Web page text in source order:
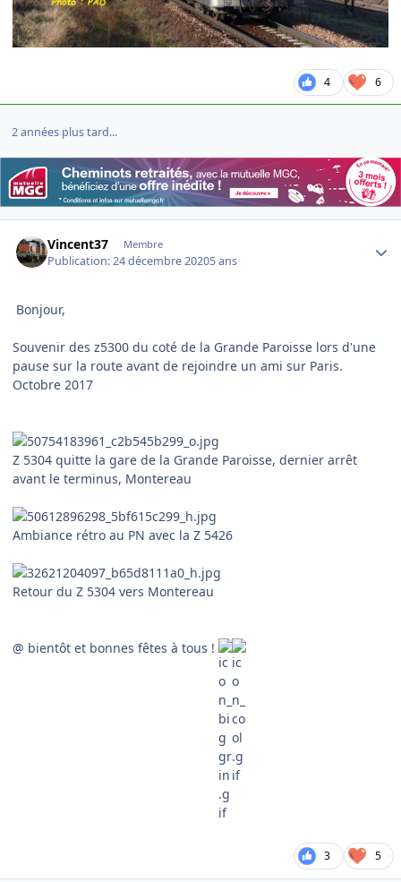
4 6
2 années plus tard...
Vincent37 Membre
Publication:24 décembre 20205 ans
Bonjour,
Souvenir des z5300 du coté de la Grande Paroisse lors d'une
pause sur la route avant de rejoindre un ami sur Paris.
Octobre 2017
Z 5304 quitte la gare de la Grande Paroisse, dernier arrêt
avant le terminus, Montereau
Ambiance rétro au PN avec la Z 5426
Retour du Z 5304 vers Montereau
@ bientôt et bonnes fêtes à tous !
3 5